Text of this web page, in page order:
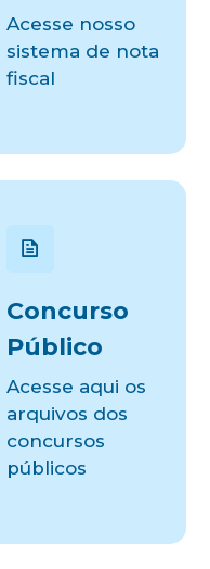
Acesse nosso
sistema de nota
fiscal
Concurso
Público
Acesse aqui os
arquivos dos
concursos
públicos